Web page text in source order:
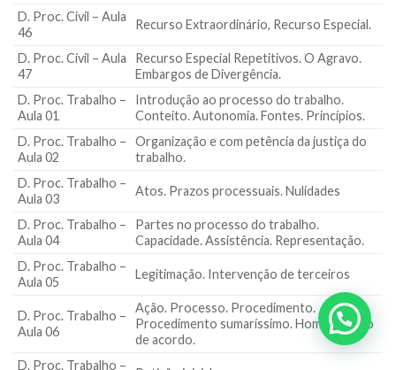
D. Proc. Civil – Aula
46
Recurso Extraordinário, Recurso Especial.
D. Proc. Civil – Aula
47
Recurso Especial Repetitivos. O Agravo.
Embargos de Divergência.
D. Proc. Trabalho –
Aula 01
Introdução ao processo do trabalho.
Conteito. Autonomia. Fontes. Princípios.
D. Proc. Trabalho –
Aula 02
Organização e com petência da justiça do
trabalho.
D. Proc. Trabalho –
Aula 03
Atos. Prazos processuais. Nulidades
D. Proc. Trabalho –
Aula 04
Partes no processo do trabalho.
Capacidade. Assistência. Representação.
D. Proc. Trabalho –
Aula 05
Legitimação. Intervenção de terceiros
D. Proc. Trabalho –
Aula 06
Ação. Processo. Procedimento.
Procedimento sumaríssimo. Homologação
de acordo.
D. Proc. Trabalho –